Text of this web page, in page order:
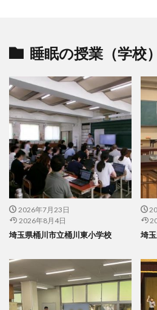
睡眠の授業（学校）
2026年7月23日
2026年8月4日
埼玉県桶川市立桶川東小学校 埼